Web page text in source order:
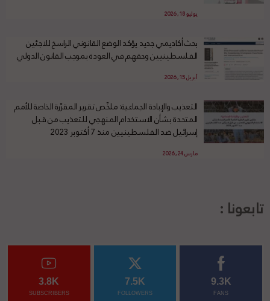
يوليو 18, 2026
بحث أكاديمي جديد يؤكد الوضع القانوني الراسخ للاجئين
الفلسطينيين وحقهم في العودة بموجب القانون الدولي
أبريل 15, 2026
التعذيب والإبادة الجماعية: ملخّص تقرير المقرّرة الخاصة للأمم
المتحدة بشأن الاستخدام المنهجي للتعذيب من قبل
إسرائيل ضد الفلسطينيين منذ 7 أكتوبر 2023
مارس 24, 2026
تابعونا :
9.3K
FANS
7.5K
FOLLOWERS
3.8K
SUBSCRIBERS